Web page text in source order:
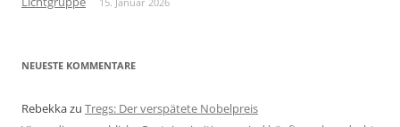
NEUESTE KOMMENTARE
Rebekkazu Tregs: Der verspätete Nobelpreis